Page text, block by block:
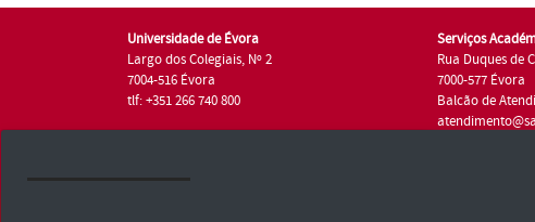
Universidade de Évora
Largo dos Colegiais, Nº 2
7004-516 Évora
tlf: +351 266 740 800
Serviços
Rua Duques de
7000-577 Évora
Balcão de